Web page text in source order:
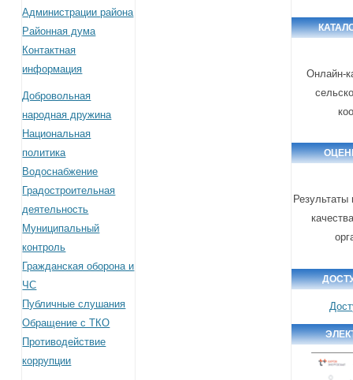
Администрации района
Районная дума
Контактная
информация
Добровольная
народная дружина
Национальная
политика
Водоснабжение
Градостроительная
деятельность
Муниципальный
контроль
Гражданская оборона и
ЧС
Публичные слушания
Обращение с ТКО
Противодействие
коррупции
Онлайн-
Результаты